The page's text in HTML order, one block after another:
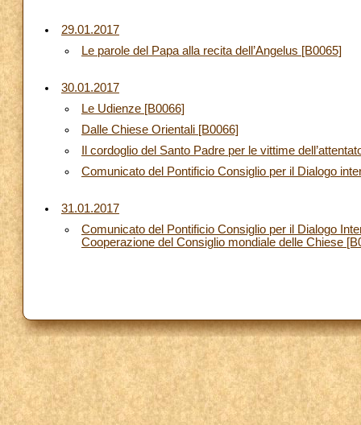
29.01.2017
Le parole del Papa alla recita dell’Angelus [B0065]
30.01.2017
Le Udienze [B0066]
Dalle Chiese Orientali [B0066]
Il cordoglio del Santo Padre per le vittime
Comunicato del Pontificio Consiglio per il Dialogo
31.01.2017
Comunicato del Pontificio Consiglio per il Dialogo
Cooperazione del Consiglio mondiale delle Chiese